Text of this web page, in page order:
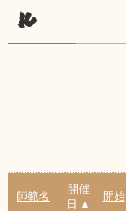
ル
師範名
開催
日 ▲
開始